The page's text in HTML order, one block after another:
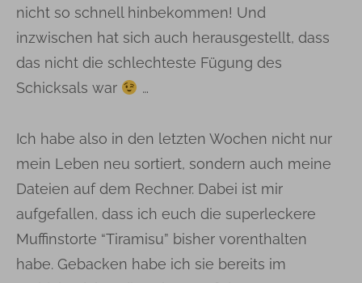
nicht so schnell hinbekommen! Und
inzwischen hat sich auch herausgestellt, dass
das nicht die schlechteste Fügung des
Schicksals war
…
Ich habe also in den letzten Wochen nicht nur
mein Leben neu sortiert, sondern auch meine
Dateien auf dem Rechner. Dabei ist mir
aufgefallen, dass ich euch die superleckere
Muffinstorte “Tiramisu” bisher vorenthalten
habe. Gebacken habe ich sie bereits im